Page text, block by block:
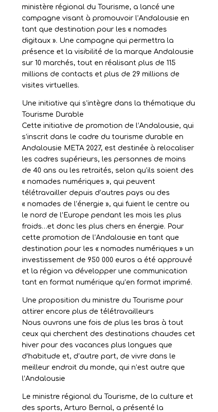
ministère régional du Tourisme, a lancé une
campagne visant à promouvoir l’Andalousie en
tant que destination pour les « nomades
digitaux ». Une campagne qui permettra la
présence et la visibilité de la marque Andalousie
sur 10 marchés, tout en réalisant plus de 115
millions de contacts et plus de 29 millions de
visites virtuelles.
Une initiative qui s’intègre dans la thématique du
Tourisme Durable
Cette initiative de promotion de l’Andalousie, qui
s’inscrit dans le cadre du tourisme durable en
Andalousie META 2027, est destinée à relocaliser
les cadres supérieurs, les personnes de moins
de 40 ans ou les retraités, selon qu’ils soient des
« nomades numériques », qui peuvent
télétravailler depuis d’autres pays ou des
« nomades de l’énergie », qui fuient le centre ou
le nord de l’Europe pendant les mois les plus
froids…et donc les plus chers en énergie. Pour
cette promotion de l’Andalousie en tant que
destination pour les « nomades numériques » un
investissement de 950 000 euros a été approuvé
et la région va développer une communication
tant en format numérique qu’en format imprimé.
Une proposition du ministre du Tourisme pour
attirer encore plus de télétravailleurs
Nous ouvrons une fois de plus les bras à tout
ceux qui cherchent des destinations chaudes cet
hiver pour des vacances plus longues que
d’habitude et, d’autre part, de vivre dans le
meilleur endroit du monde, qui n’est autre que
l’Andalousie
Le ministre régional du Tourisme, de la culture et
des sports, Arturo Bernal, a présenté la